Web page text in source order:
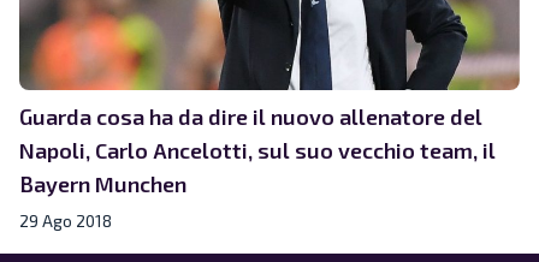
Guarda cosa ha da dire il nuovo allenatore del
Napoli, Carlo Ancelotti, sul suo vecchio team, il
Bayern Munchen
29 Ago 2018